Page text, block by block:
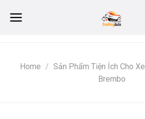
Home / Sản Phẩm Tiện Ích Cho Xe
Brembo